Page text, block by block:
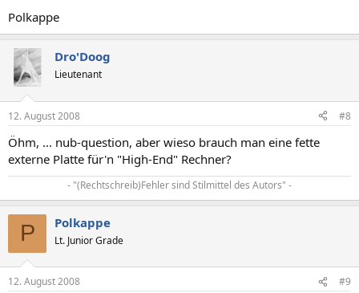
Polkappe
Dro'Doog
Lieutenant
12. August 2008 #8
Öhm, ... nub-question, aber wieso brauch man eine fette
externe Platte für'n "High-End" Rechner?
- "(Rechtschreib)Fehler sind Stilmittel des Autors" -​
P Polkappe
Lt. Junior Grade
12. August 2008 #9